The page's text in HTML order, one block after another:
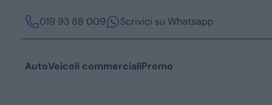
019 93 88 009 Scrivici su Whatsapp
AutoVeicoli commercialiPromo